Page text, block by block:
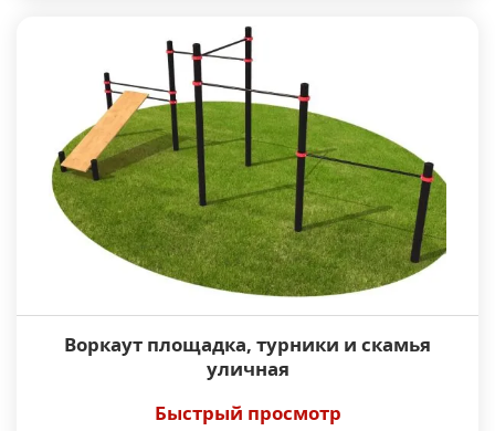
Воркаут площадка, турники и скамья
уличная
Быстрый просмотр